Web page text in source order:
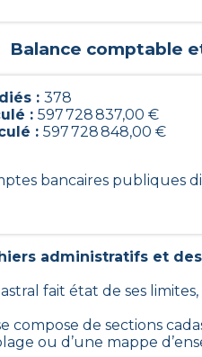
Balance comptable
: 378
: 597 728 837,00 €
: 597 728 848,00 €
bancaires publiques
administratifs et
fait état de ses
compose de sections
ou d’une mappe